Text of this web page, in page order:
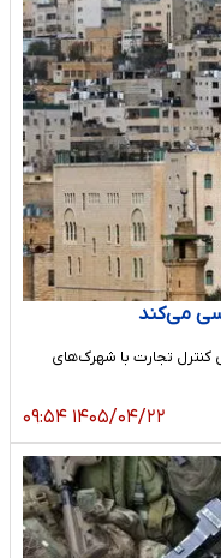
می‌کند
کنترل‌ تجارت با شهرک‌های
۱۴۰۵/۰۴/۲۲ ۰۹:۵۴